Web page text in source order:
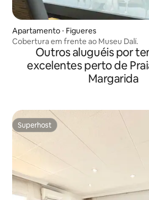
Apartamento ⋅ Figueres
Cobertura em frente ao Museu Dalí.
Outros aluguéis por
excelentes perto de
Margarida
Superhost
Superhost